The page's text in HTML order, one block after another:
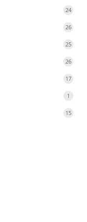
2424
2626
2525
2626
1717
1
1515